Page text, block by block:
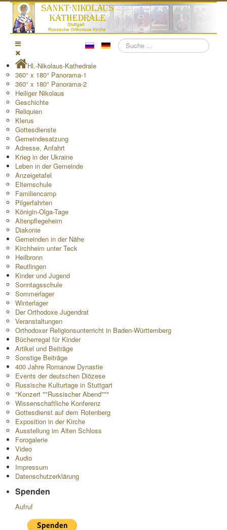
Suchen
Hl.-Nikolaus-Kathedrale
360° x 180° Panorama-1
360° x 180° Panorama-2
Heiliger Nikolaus
Geschichte
Reliquien
Klerus
Gottesdienste
Gemeindesatzung
Adresse, Anfahrt
Krieg in der Ukraine
Leben in der Gemeinde
Anzeigetafel
Elternschule
Familiencamp
Pilgerfahrten
Königin-Olga-Tage
Altenpflegeheim
Diakonie
Gemeinden in der Nähe
Kirchheim unter Teck
Heilbronn
Reutlingen
Kinder und Jugend
Sonntagsschule
Sommerlager
Winterlager
Der Orthodoxe Jugendrat
Veranstaltungen
Orthodoxer Religionsunterricht in Baden-Württemberg
Bücherregal für Kinder
Artikel und Beiträge
Sonstige Beiträge
400 Jahre Romanow Dynastie
Events der deutschen Diözese
Russische Kulturtage in Stuttgart
"Konzert ""Russischer Abend"""
Wissenschaftliche Konferenz
Gottesdienst auf dem Rotenberg
Exposition in der Kirche
Ausstellung im Alten Schloss
Forogalerie
Video
Audio
Impressum
Datenschutzerklärung
Spenden
Aufruf